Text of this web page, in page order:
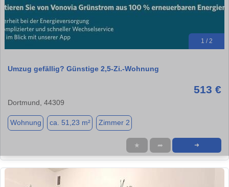
1 / 2
Umzug gefällig? Günstige 2,5-Zi.-Wohnung
513 €
Dortmund, 44309
Wohnung ca. 51,23 m² Zimmer 2
★ ➦ ➜